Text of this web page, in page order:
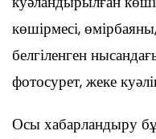
көшірмесі,
белгіленген
фотосурет, жеке
Осы хабарландыру